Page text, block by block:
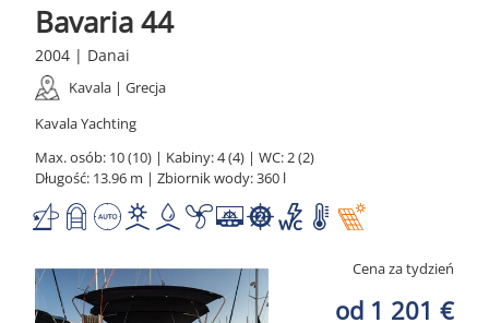
Bavaria 44
2004 | Danai
Kavala | Grecja
Kavala Yachting
Max. osób: 10 (10) | Kabiny: 4 (4) | WC: 2 (2)
Długość: 13.96 m | Zbiornik wody: 360 l
Cena za tydzień
od 1 201 €